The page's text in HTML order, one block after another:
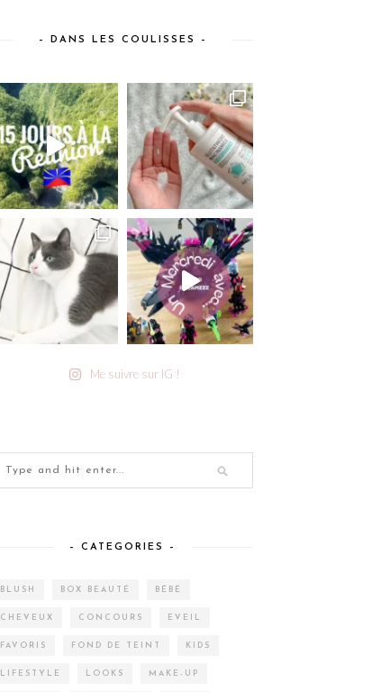
– DANS LES COULISSES –
Me suivre sur IG !
– CATEGORIES –
BLUSH BOX BEAUTÉ BÉBÉ
CHEVEUX CONCOURS EVEIL
FAVORIS FOND DE TEINT KIDS
LIFESTYLE LOOKS MAKE-UP